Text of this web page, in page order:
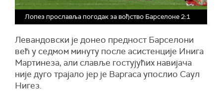
Лопез прославља погодак за вођство Барселоне 2:1
Левандовски је донео предност Барселони
већ у седмом минуту после асистенције Инига
Мартинеза, али славље гостујућих навијача
није дуго трајало јер је Варгаса упослио Саул
Нигез.